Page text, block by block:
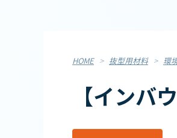
HOME > 抜型用材料 > 環
【インバ